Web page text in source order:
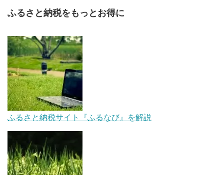
ふるさと納税をもっとお得に
ふるさと納税サイト『ふるなび』を解説